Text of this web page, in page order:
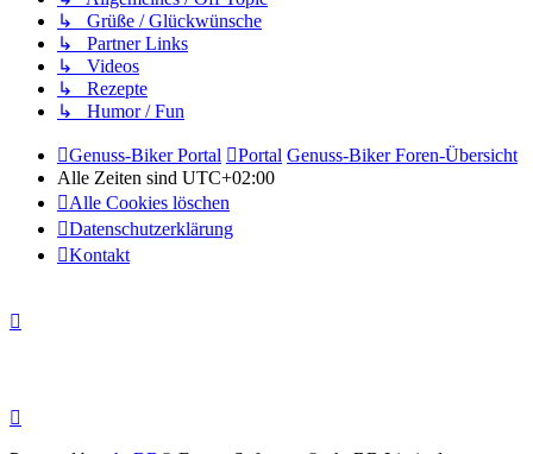
↳ Grüße / Glückwünsche
↳ Partner Links
↳ Videos
↳ Rezepte
↳ Humor / Fun
Genuss-Biker Portal Portal Genuss-Biker Foren-Übersicht
Alle Zeiten sind UTC+02:00
Alle Cookies löschen
Datenschutzerklärung
Kontakt